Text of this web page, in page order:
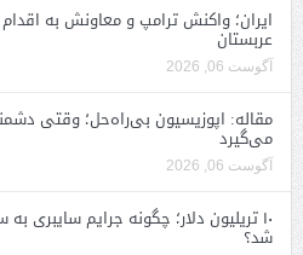
ایران؛ واکنش ترامپ و معاونش به اقدام
عربستان
آگوست 06, 2026
مقاله: اپوزیسیون بی‌راه‌حل؛ وقتی
می‌گیرد
آگوست 06, 2026
۱۰ تریلیون دلار؛ چگونه جرایم سایبری
شد؟